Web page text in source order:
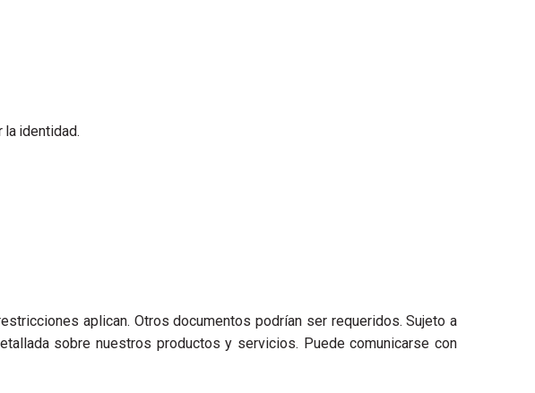
la identidad.
aplican. Otros documentos podrían ser requeridos. Sujeto a
sobre nuestros productos y servicios. Puede comunicarse con